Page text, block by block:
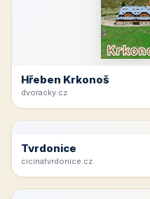
Hřeben Krkonoš
dvoracky.cz